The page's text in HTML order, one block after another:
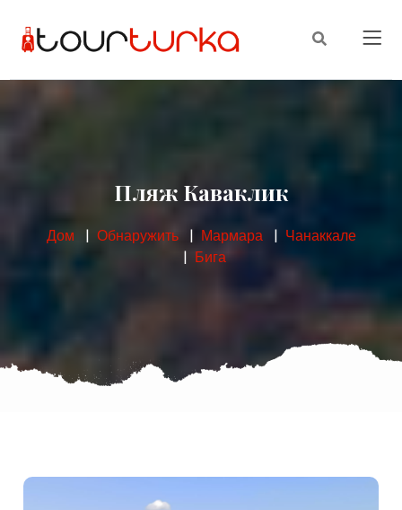
Пляж Каваклик
Дом Обнаружить Мармара
Чанаккале
Бига